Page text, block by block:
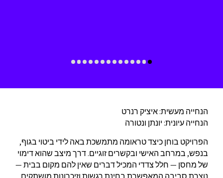
הנחייה מעשית: איציק רנרט
הנחייה עיונית: יונתן ונטורה
הפרויקט בוחן כיצד טראומה מתמשכת באה לידי ביטוי בגוף,
בנפש, במרחב האישי ובקשרים זוגיים. דרך מיצב שהוא דימוי
של מחסן — חלל צדדי המכיל דברים שאין להם מקום בבית —